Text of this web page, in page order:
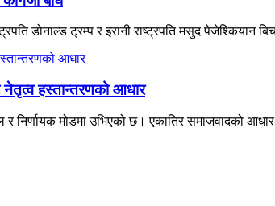
डोनाल्ड ट्रम्प र इरानी राष्ट्रपति मसुद पेजेश्कियान
नेतृत्व हस्तान्तरणको आधार
मोडमा उभिएको छ। एकातिर समाजवादको आधार